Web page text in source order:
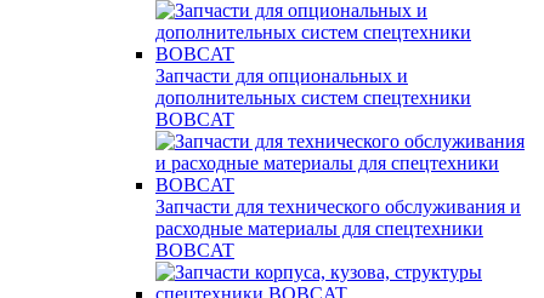
Запчасти для опциональных и
дополнительных систем спецтехники
BOBCAT
Запчасти для технического обслуживания и
расходные материалы для спецтехники
BOBCAT